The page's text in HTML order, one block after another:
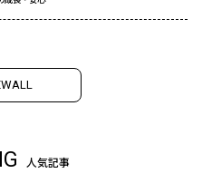
WALL
人気記事